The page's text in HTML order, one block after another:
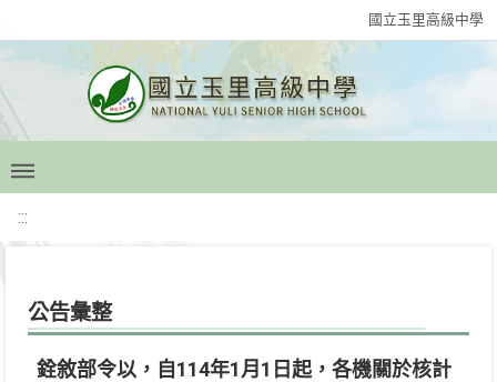
國立玉里高級中學
:::
公告彙整
銓敘部令以，自114年1月1日起，各機關於核計